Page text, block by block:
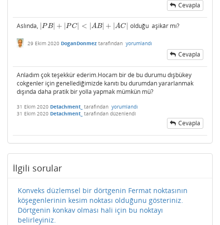
Cevapla
Aslında, PB| + |PC| < A B| + |AC|
|PB| +|P C|<| AB| +|AC | olduğu aşikâr mı?
29 Ekim 2020 DoganDonmez tarafından yorumlandı
Cevapla
Anladım çok teşekkür ederim.Hocam bir de bu durumu dışbükey
cokgenler için genellediğimizde kanıtı bu durumdan yararlanmak
dışında daha pratik bir yolla yapmak mümkün mü?
31 Ekim 2020 Detachment_ tarafından yorumlandı
31 Ekim 2020 Detachment_ tarafından düzenlendi
Cevapla
İlgili sorular
Konveks düzlemsel bir dörtgenin Fermat noktasının
köşegenlerinin kesim noktası olduğunu gösteriniz.
Dörtgenin konkav olması hali için bu noktayı
belirleyiniz.